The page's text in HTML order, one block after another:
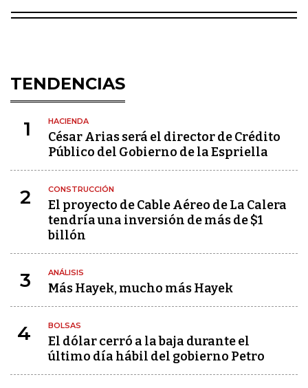
TENDENCIAS
1 HACIENDA
César Arias será el director de Crédito
Público del Gobierno de la Espriella
2 CONSTRUCCIÓN
El proyecto de Cable Aéreo de La Calera
tendría una inversión de más de $1
billón
3 ANÁLISIS
Más Hayek, mucho más Hayek
4 BOLSAS
El dólar cerró a la baja durante el
último día hábil del gobierno Petro